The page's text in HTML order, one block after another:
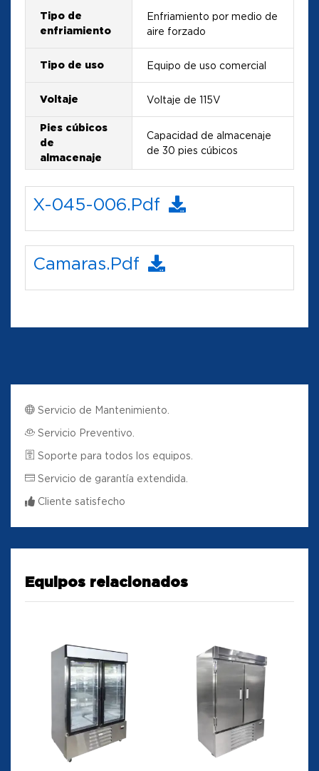
Tipo de
enfriamiento
Enfriamiento por medio de
aire forzado
Tipo de uso Equipo de uso comercial
Voltaje Voltaje de 115V
Pies cúbicos
de
almacenaje
Capacidad de almacenaje
de 30 pies cúbicos
X-045-006.pdf
Camaras.pdf
Servicio de Mantenimiento.
Servicio Preventivo.
Soporte para todos los equipos.
Servicio de garantía extendida.
Cliente satisfecho
Equipos relacionados